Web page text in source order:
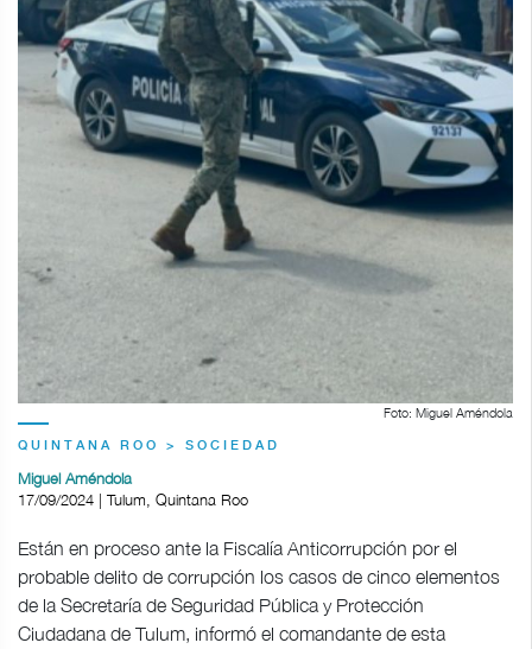
Foto: Miguel Améndola
QUINTANA ROO > SOCIEDAD
Miguel Améndola
17/09/2024 | Tulum, Quintana Roo
Están en proceso ante la Fiscalía Anticorrupción por el
probable delito de corrupción los casos de cinco elementos
de la Secretaría de Seguridad Pública y Protección
Ciudadana de Tulum, informó el comandante de esta